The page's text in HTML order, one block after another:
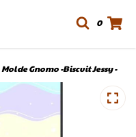
0
Molde Gnomo -Biscuit Jessy -